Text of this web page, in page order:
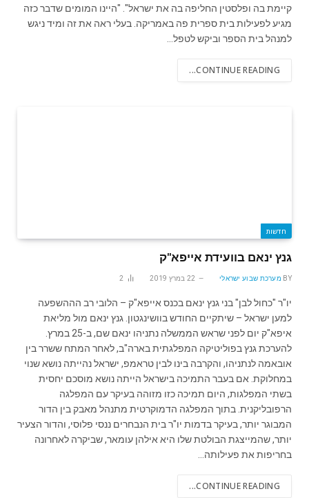
קיימת בה ופלסטין החליפה בה את ישראל". "היינו המומים שדבר כזה
מגיע לפעילות בית ספרית פה באמריקה. בעלי ראה את זה ומיד ניגש
למנהל בית הספר וביקש לטפל…
CONTINUE READING...
חדשות
גנץ ינאם בוועידת אייפא"ק
BY מערכת שבוע ישראלי 22 במרץ 2019 2
יו"ר "כחול לבן" בני גנץ ינאם בכנס אייפא"ק – הלובי רב הההשפעה
למען ישראל – שיתקיים החודש בוושינגטון. גנץ ינאם מול מליאת
איפא"ק יום לפני שראש הממשלה נתניהו ינאם שם, ב-25 במרץ.
להערכת גנץ בפוליטיקה המפלגתית בארה"ב, לאחר המתח ששרר בין
אובאמה לנתניהו, והקרבה בינו לבין טראמפ, ישראל נהייתה נושא שנוי
במחלוקת. אם בעבר התמיכה בישראל הייתה נושא מוסכם יחסית
בשתי המפלגות, היום תמיכה כזו מזוהה בעיקר עם המפלגה
הרפובליקנית. בתוך המפלגה הדמוקרטית מתנהל מאבק בין הדור
המבוגר יותר, בעיקר בדמות יו"ר בית הנבחרים ננסי פלוסי, והדור הצעיר
יותר, שהמייצגת הבולטת שלו היא אילהן עומאר, שביקרה לאחרונה
בחריפות את פעילותה…
CONTINUE READING...